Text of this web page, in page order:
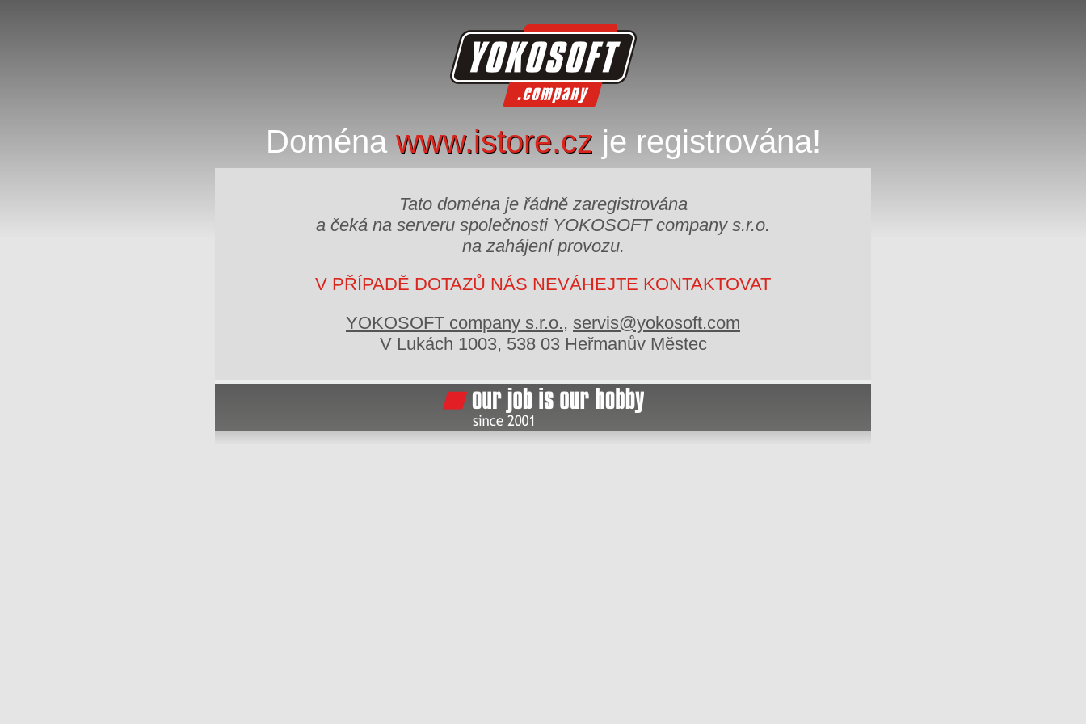
Doména www.istore.cz je registrována!
Tato doména je řádně zaregistrována
a čeká na serveru společnosti YOKOSOFT company s.r.o.
na zahájení provozu.
V PŘÍPADĚ DOTAZŮ NÁS NEVÁHEJTE KONTAKTOVAT
YOKOSOFT company s.r.o., servis@yokosoft.com
V Lukách 1003, 538 03 Heřmanův Městec